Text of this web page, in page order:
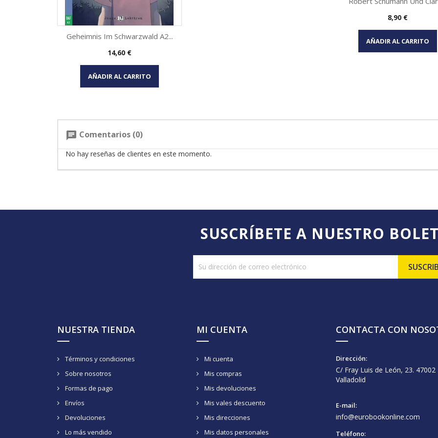
Vista rápida
Geheimnis Im Schwarzwald A2...
Precio
14,60 €
AÑADIR AL CARRITO
Vista rápida
Precio
8,90 €
AÑADIR AL CARRITO
chat Comentarios (0)
No hay reseñas de clientes en este momento.
SUSCRÍBETE A NUESTRO
NUESTRA TIENDA
Términos y condiciones
Sobre nosotros
Formas de pago
Envíos
Devoluciones
Lo más vendido
MI CUENTA
Mi cuenta
Mis compras
Mis devoluciones
Mis vales descuento
Mis direcciones
Mis datos personales
CONTACTA CON
Dirección:
C/ Fray Luis de León, 23. 47002
Valladolid
E-mail:
info@eurobookonline.com
Teléfono: